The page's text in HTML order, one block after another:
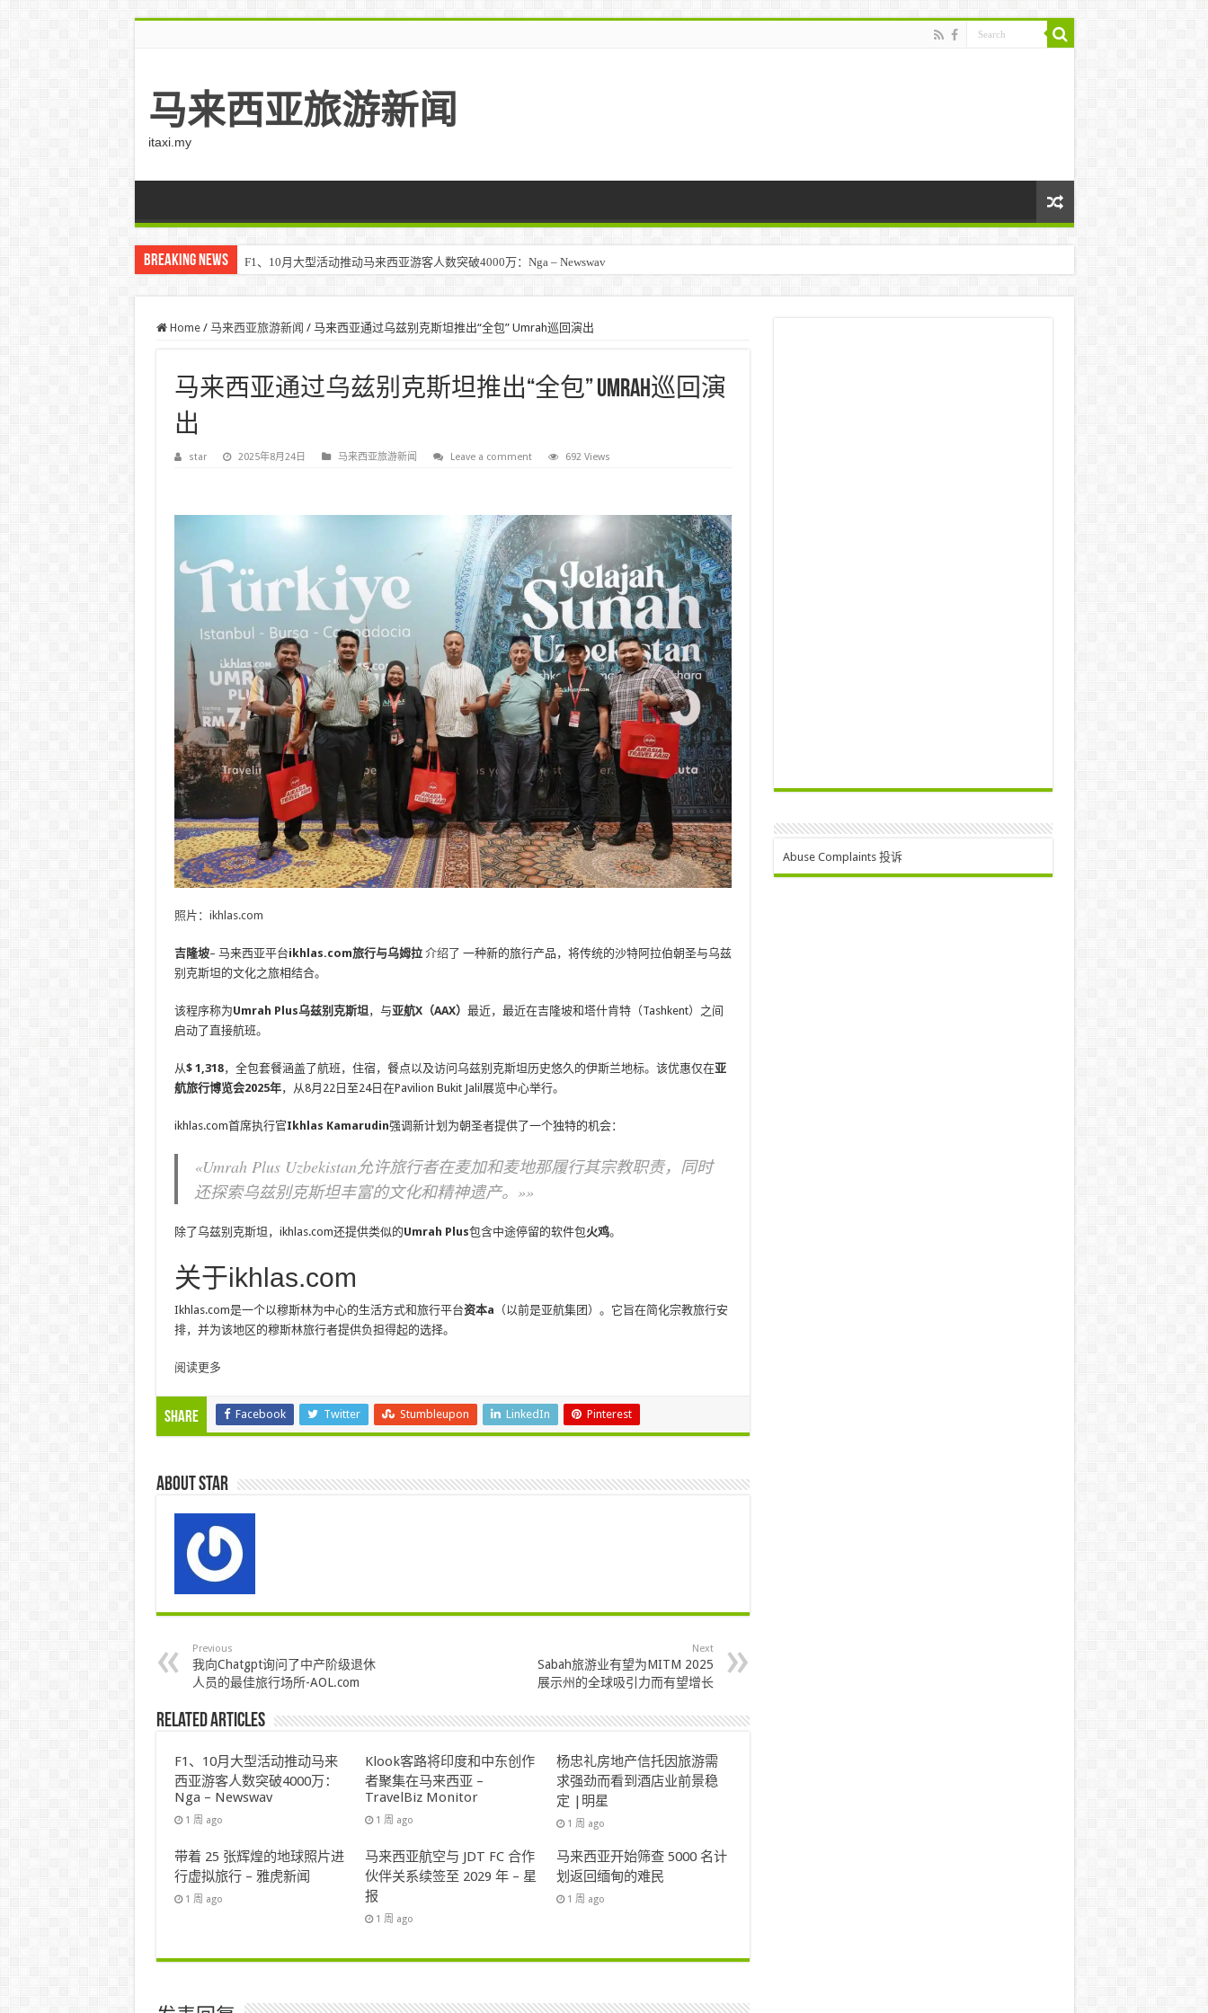
马来西亚旅游新闻
itaxi.my
Breaking News F1、10月大型活动推动马来西亚游客人数突破4000万：Nga – Newswav
Klook客路将印度和中东创作者聚集在马来西亚 – TravelBiz Monitor
Home / 马来西亚旅游新闻 / 马来西亚通过乌兹别克斯坦推出“全包” Umrah巡回演出
马来西亚通过乌兹别克斯坦推出“全包” Umrah巡回演
出
star 2025年8月24日 马来西亚旅游新闻 Leave a comment 692 Views
照片：ikhlas.com
吉隆坡– 马来西亚平台ikhlas.com旅行与乌姆拉 介绍了 一种新的旅行产品，将传统的沙特阿拉伯朝圣与乌兹
别克斯坦的文化之旅相结合。
该程序称为Umrah Plus乌兹别克斯坦，与亚航X（AAX） 最近，最近在吉隆坡和塔什肯特（Tashkent）之间
启动了直接航班。
从$ 1,318，全包套餐涵盖了航班，住宿，餐点以及访问乌兹别克斯坦历史悠久的伊斯兰地标。该优惠仅在亚
航旅行博览会2025年，从8月22日至24日在Pavilion Bukit Jalil展览中心举行。
ikhlas.com首席执行官Ikhlas Kamarudin强调新计划为朝圣者提供了一个独特的机会：
«Umrah Plus Uzbekistan允许旅行者在麦加和麦地那履行其宗教职责，同时
还探索乌兹别克斯坦丰富的文化和精神遗产。»»
除了乌兹别克斯坦，ikhlas.com还提供类似的Umrah Plus包含中途停留的软件包火鸡。
关于ikhlas.com
Ikhlas.com是一个以穆斯林为中心的生活方式和旅行平台资本a （以前是亚航集团）。它旨在简化宗教旅行安
排，并为该地区的穆斯林旅行者提供负担得起的选择。
阅读更多
Share Facebook Twitter Stumbleupon LinkedIn Pinterest
About star
Previous
我向Chatgpt询问了中产阶级退休
人员的最佳旅行场所-AOL.com
Next
Sabah旅游业有望为MITM 2025
展示州的全球吸引力而有望增长
Related Articles
F1、10月大型活动推动马来
西亚游客人数突破4000万：
Nga – Newswav
1 周 ago
Klook客路将印度和中东创作
者聚集在马来西亚 –
TravelBiz Monitor
1 周 ago
杨忠礼房地产信托因旅游需
求强劲而看到酒店业前景稳
定 |明星
1 周 ago
带着 25 张辉煌的地球照片进
行虚拟旅行 – 雅虎新闻
1 周 ago
马来西亚航空与 JDT FC 合作
伙伴关系续签至 2029 年 – 星
报
1 周 ago
马来西亚开始筛查 5000 名计
划返回缅甸的难民
1 周 ago
Abuse Complaints 投诉